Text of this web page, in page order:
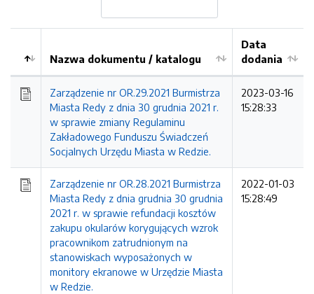
Kolejność
Nazwa dokumentu / katalogu
Data
dodania
Zarządzenie nr OR.29.2021 Burmistrza
Miasta Redy z dnia 30 grudnia 2021 r.
w sprawie zmiany Regulaminu
Zakładowego Funduszu Świadczeń
Socjalnych Urzędu Miasta w Redzie.
2023-03-16
15:28:33
Zarządzenie nr OR.28.2021 Burmistrza
Miasta Redy z dnia grudnia 30 grudnia
2021 r. w sprawie refundacji kosztów
zakupu okularów korygujących wzrok
pracownikom zatrudnionym na
stanowiskach wyposażonych w
monitory ekranowe w Urzędzie Miasta
w Redzie.
2022-01-03
15:28:49